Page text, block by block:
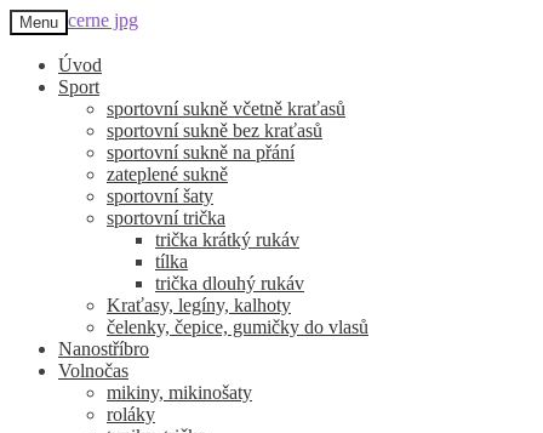
Přeskočit
na
navigaci
Přejít
k
obsahu
webu
Menu
Úvod
Sport
sportovní sukně včetně kraťasů
sportovní sukně bez kraťasů
sportovní sukně na přání
zateplené sukně
sportovní šaty
sportovní trička
trička krátký rukáv
tílka
trička dlouhý rukáv
Kraťasy, legíny, kalhoty
čelenky, čepice, gumičky do vlasů
Nanostříbro
Volnočas
mikiny, mikinošaty
roláky